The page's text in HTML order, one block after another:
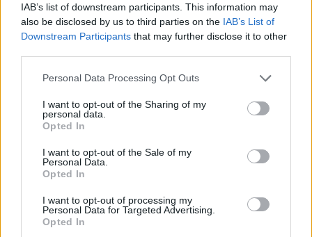
IAB’s list of downstream participants. This information may
also be disclosed by us to third parties on the IAB’s List of
Downstream Participants that may further disclose it to other
Personal Data Processing Opt Outs
I want to opt-out of the Sharing of my
personal data.
Opted In
I want to opt-out of the Sale of my
Personal Data.
Opted In
I want to opt-out of processing my
Personal Data for Targeted Advertising.
Opted In
“Abbiamo ottenuto che il Fondo fosse aumentato nel suo importo
complessivo, dai 70 milioni del 2016, primo anno di assegnazione
alle Regioni del fondo, ai 100 milioni del 2019, e che nel riparto
delle risorse nazionali si tenesse conto del numero di
all’Emilia-Romagna maggiori risorse- sottolinea l’assessore
regionale alla Scuola, Patrizio Bianchi-. La quota assegnata alla
milioni passando dai quasi 4 nel 2016 ai 9,3 milioni di euro nel
2019. Questi finanziamenti favoriscono l’inclusione scolastica e il
scuole secondarie di secondo grado, ed è importante che le risorse
vengano erogate all’inizio dell’anno scolastico, per consentire ai